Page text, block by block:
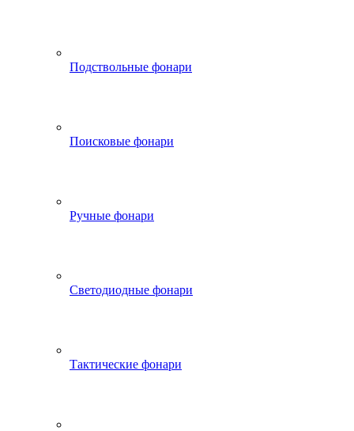
Подствольные фонари
Поисковые фонари
Ручные фонари
Светодиодные фонари
Тактические фонари